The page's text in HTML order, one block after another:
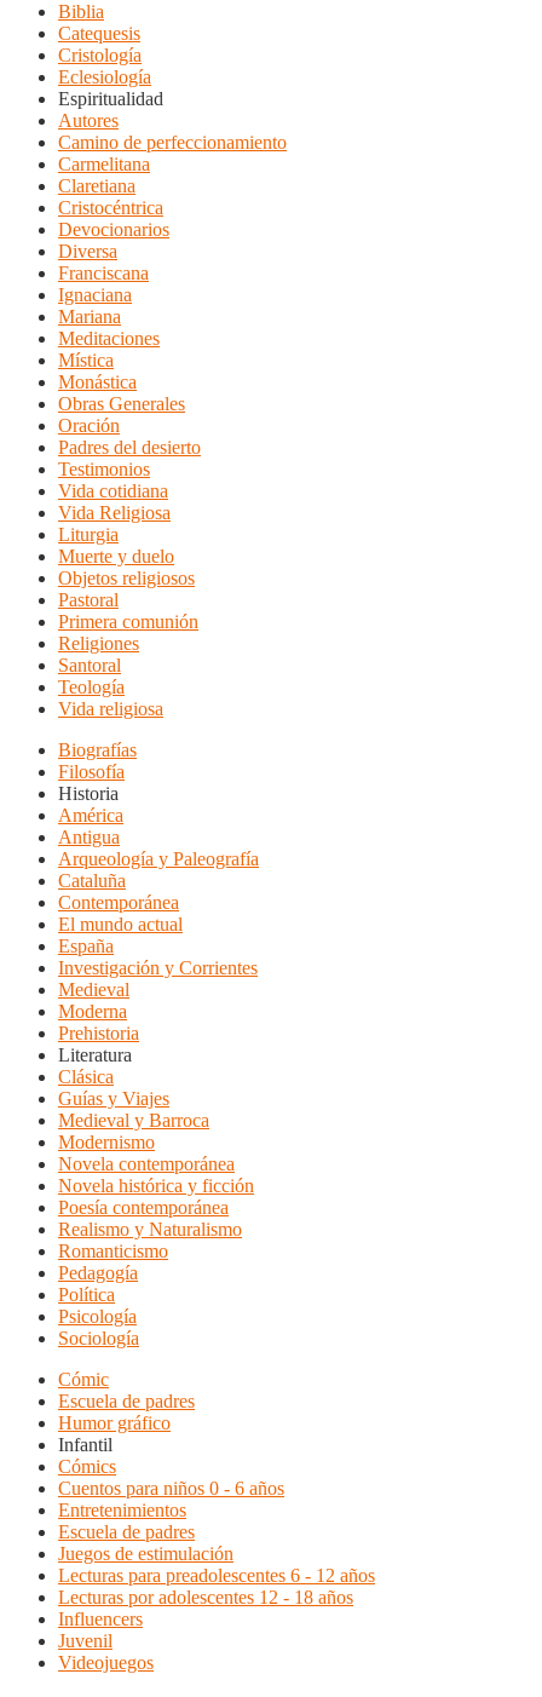
Biblia
Catequesis
Cristología
Eclesiología
Espiritualidad
Autores
Camino de perfeccionamiento
Carmelitana
Claretiana
Cristocéntrica
Devocionarios
Diversa
Franciscana
Ignaciana
Mariana
Meditaciones
Mística
Monástica
Obras Generales
Oración
Padres del desierto
Testimonios
Vida cotidiana
Vida Religiosa
Liturgia
Muerte y duelo
Objetos religiosos
Pastoral
Primera comunión
Religiones
Santoral
Teología
Vida religiosa
Biografías
Filosofía
Historia
América
Antigua
Arqueología y Paleografía
Cataluña
Contemporánea
El mundo actual
España
Investigación y Corrientes
Medieval
Moderna
Prehistoria
Literatura
Clásica
Guías y Viajes
Medieval y Barroca
Modernismo
Novela contemporánea
Novela histórica y ficción
Poesía contemporánea
Realismo y Naturalismo
Romanticismo
Pedagogía
Política
Psicología
Sociología
Cómic
Escuela de padres
Humor gráfico
Infantil
Cómics
Cuentos para niños 0 - 6 años
Entretenimientos
Escuela de padres
Juegos de estimulación
Lecturas para preadolescentes 6 - 12 años
Lecturas por adolescentes 12 - 18 años
Influencers
Juvenil
Videojuegos